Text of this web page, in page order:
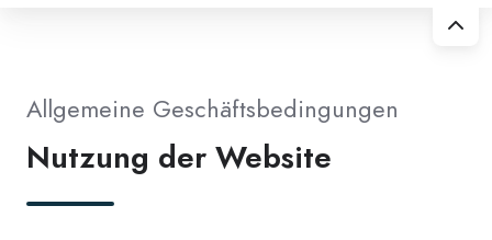
Allgemeine Geschäftsbedingungen
Nutzung der Website